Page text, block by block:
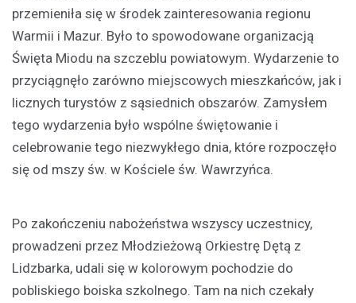
przemieniła się w środek zainteresowania regionu
Warmii i Mazur. Było to spowodowane organizacją
Święta Miodu na szczeblu powiatowym. Wydarzenie to
przyciągnęło zarówno miejscowych mieszkańców, jak i
licznych turystów z sąsiednich obszarów. Zamysłem
tego wydarzenia było wspólne świętowanie i
celebrowanie tego niezwykłego dnia, które rozpoczęło
się od mszy św. w Kościele św. Wawrzyńca.
Po zakończeniu nabożeństwa wszyscy uczestnicy,
prowadzeni przez Młodzieżową Orkiestrę Dętą z
Lidzbarka, udali się w kolorowym pochodzie do
pobliskiego boiska szkolnego. Tam na nich czekały